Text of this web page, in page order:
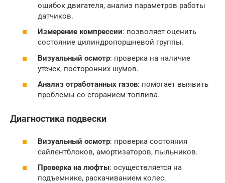
ошибок двигателя, анализ параметров работы
датчиков.
Измерение компрессии: позволяет оценить
состояние цилиндропоршневой группы.
Визуальный осмотр: проверка на наличие
утечек, посторонних шумов.
Анализ отработанных газов: помогает выявить
проблемы со сгоранием топлива.
Диагностика подвески
Визуальный осмотр: проверка состояния
сайлентблоков, амортизаторов, пыльников.
Проверка на люфты: осуществляется на
подъемнике, раскачиванием колес.